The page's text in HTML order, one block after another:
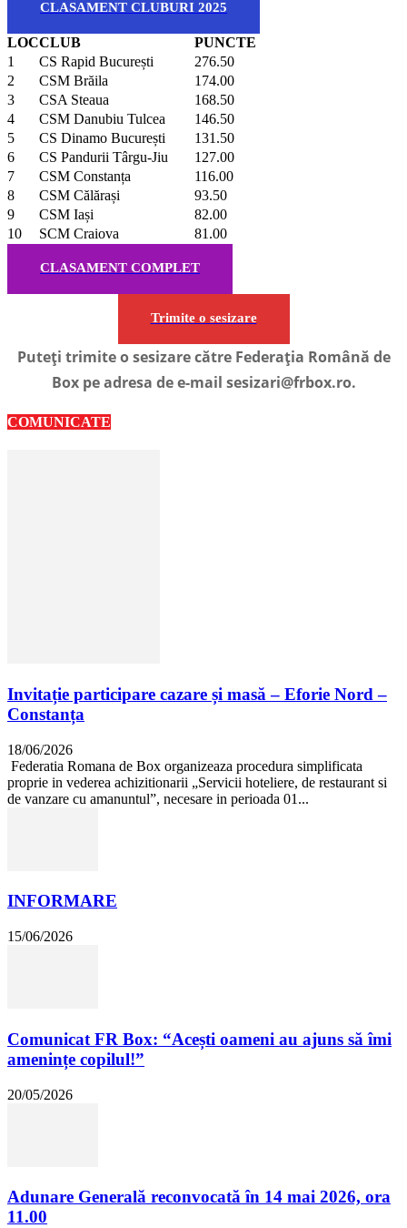
CLASAMENT CLUBURI 2025
LOCCLUB
PUNCTE
1
CS Rapid București
276.50
2
CSM Brăila
174.00
3
CSA Steaua
168.50
4
CSM Danubiu Tulcea
146.50
5
CS Dinamo București
131.50
6
CS Pandurii Târgu-Jiu
127.00
7
CSM Constanța
116.00
8
CSM Călărași
93.50
9
CSM Iași
82.00
10
SCM Craiova 81.00
CLASAMENT COMPLET
Trimite o sesizare
Puteți trimite o sesizare către Federația Română de
Box pe adresa de e-mail sesizari@frbox.ro.
COMUNICATE
Invitație participare cazare și masă – Eforie Nord –
Constanța
18/06/2026
Federatia Romana de Box organizeaza procedura simplificata
proprie in vederea achizitionarii „Servicii hoteliere, de restaurant si
de vanzare cu amanuntul”, necesare in perioada 01...
INFORMARE
15/06/2026
Comunicat FR Box: “Acești oameni au ajuns să îmi
amenințe copilul!”
20/05/2026
Adunare Generală reconvocată în 14 mai 2026, ora
11.00